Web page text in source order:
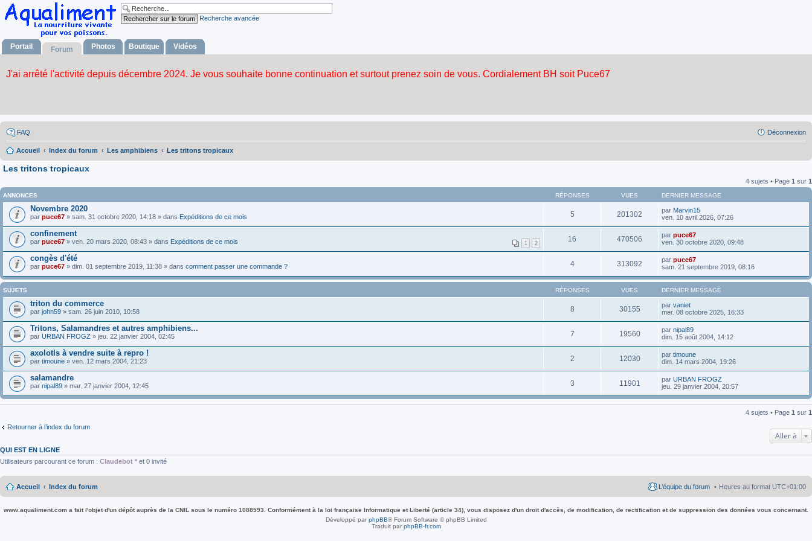
Recherche avancée
Portail Forum Photos Boutique Vidéos
FAQ Déconnexion
Accueil Index du forum Les amphibiens Les tritons tropicaux
Les tritons tropicaux
4 sujets • Page 1 sur 1
ANNONCES RÉPONSES VUES DERNIER MESSAGE
Novembre 2020
par puce67 » sam. 31 octobre 2020, 14:18 » dans Expéditions de ce mois 5 201302 par Marvin15
ven. 10 avril 2026, 07:26
confinement
1 2
par puce67 » ven. 20 mars 2020, 08:43 » dans Expéditions de ce mois 16 470506 par puce67
ven. 30 octobre 2020, 09:48
congès d'été
par puce67 » dim. 01 septembre 2019, 11:38 » dans comment passer une commande ? 4 313092 par puce67
sam. 21 septembre 2019, 08:16
SUJETS RÉPONSES VUES DERNIER MESSAGE
triton du commerce
par john59 » sam. 26 juin 2010, 10:58 8 30155 par vaniet
mer. 08 octobre 2025, 16:33
Tritons, Salamandres et autres amphibiens...
par URBAN FROGZ » jeu. 22 janvier 2004, 02:45 7 19560 par nipal89
dim. 15 août 2004, 14:12
axolotls à vendre suite à repro !
par timoune » ven. 12 mars 2004, 21:23 2 12030 par timoune
dim. 14 mars 2004, 19:26
salamandre
par nipal89 » mar. 27 janvier 2004, 12:45 3 11901 par URBAN FROGZ
jeu. 29 janvier 2004, 20:57
4 sujets • Page 1 sur 1
Retourner à l’index du forum
Aller à
QUI EST EN LIGNE
Utilisateurs parcourant ce forum : Claudebot * et 0 invité
Accueil Index du forum Heures au format UTC+01:00
L’équipe du forum
www.aqualiment.com a fait l'objet d'un dépôt auprès de la CNIL sous le numéro 1088593. Conformément à la loi française Informatique et Liberté (article 34), vous disposez d'un droit d'accès, de modification, de rectification et de suppression des données vous concernant.
Développé parphpBB® Forum Software © phpBB Limited
Traduit parphpBB-fr.com